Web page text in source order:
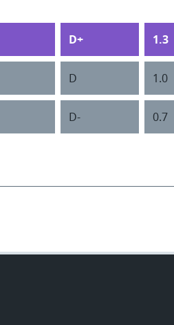
D+ 1.3
D 1.0
D- 0.7